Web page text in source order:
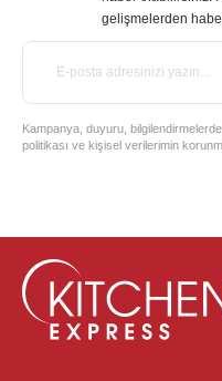
gelişmelerden
Kampanya, duyuru,
politikası ve kişisel verilerimin